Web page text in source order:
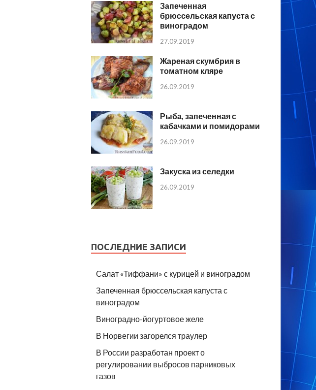
Запеченная
брюссельская капуста с
виноградом
27.09.2019
Жареная скумбрия в
томатном кляре
26.09.2019
Рыба, запеченная с
кабачками и помидорами
26.09.2019
Закуска из селедки
26.09.2019
ПОСЛЕДНИЕ ЗАПИСИ
Салат «Тиффани» с курицей и виноградом
Запеченная брюссельская капуста с
виноградом
Виноградно-йогуртовое желе
В Норвегии загорелся траулер
В России разработан проект о
регулировании выбросов парниковых
газов